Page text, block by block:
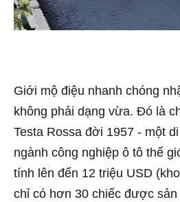
Giới mộ điệu nhanh chóng
không phải dạng vừa. Đó là
Testa Rossa đời 1957 - một
ngành công nghiệp ô tô thế
tính lên đến 12 triệu USD
chỉ có hơn 30 chiếc được sản